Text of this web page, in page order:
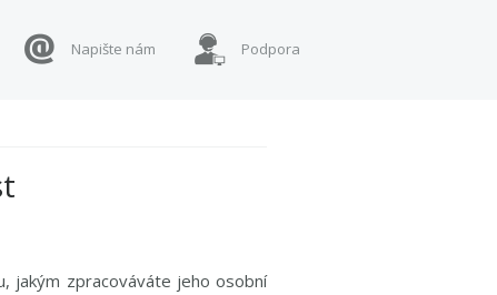
Napište nám Podpora
jakým zpracováváte jeho osobní